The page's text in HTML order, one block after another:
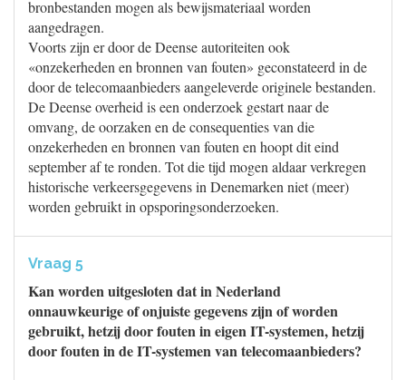
bronbestanden mogen als bewijsmateriaal worden
aangedragen.
Voorts zijn er door de Deense autoriteiten ook
«onzekerheden en bronnen van fouten» geconstateerd in de
door de telecomaanbieders aangeleverde originele bestanden.
De Deense overheid is een onderzoek gestart naar de
omvang, de oorzaken en de consequenties van die
onzekerheden en bronnen van fouten en hoopt dit eind
september af te ronden. Tot die tijd mogen aldaar verkregen
historische verkeersgegevens in Denemarken niet (meer)
worden gebruikt in opsporingsonderzoeken.
Vraag 5
Kan worden uitgesloten dat in Nederland
onnauwkeurige of onjuiste gegevens zijn of worden
gebruikt, hetzij door fouten in eigen IT-systemen, hetzij
door fouten in de IT-systemen van telecomaanbieders?